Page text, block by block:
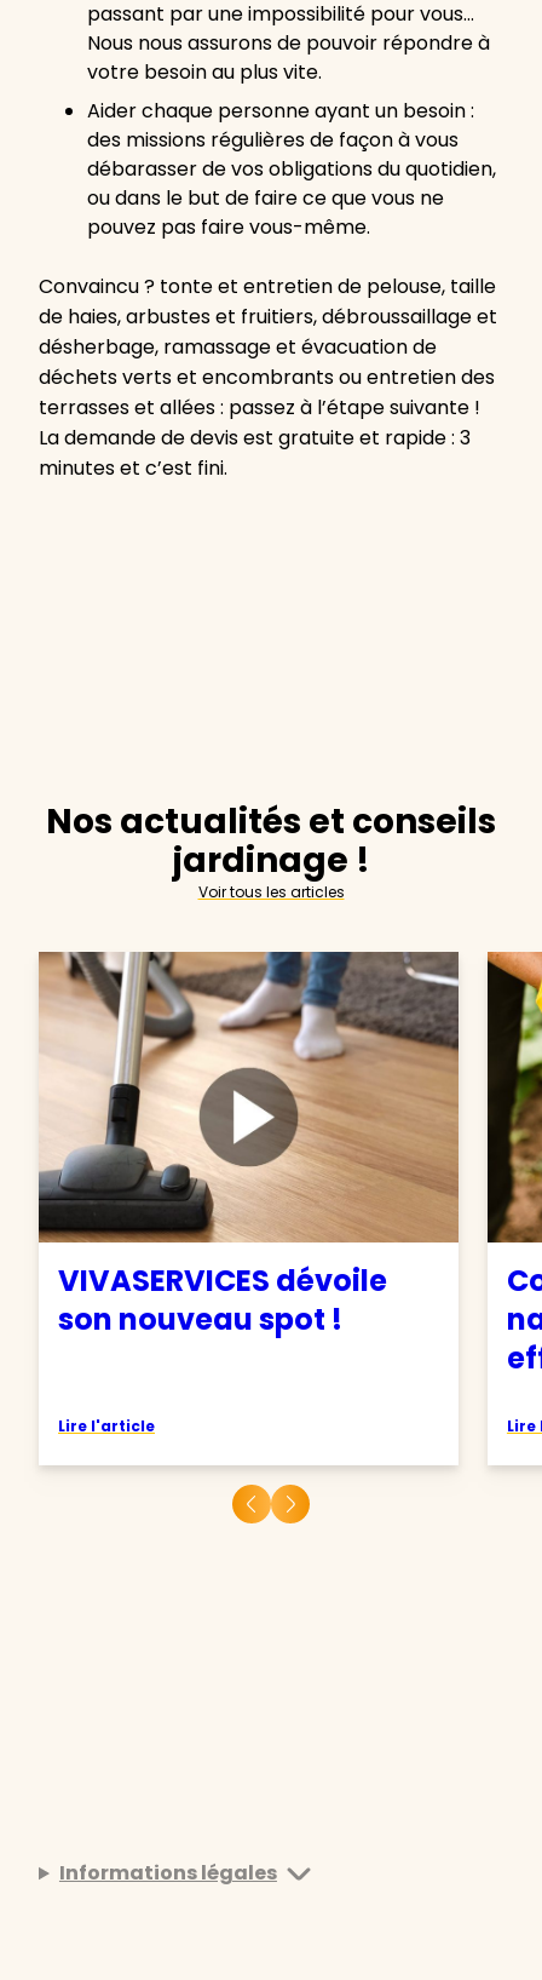
passant par une impossibilité pour vous…
Nous nous assurons de pouvoir répondre à
votre besoin au plus vite.
Aider chaque personne ayant un besoin :
des missions régulières de façon à vous
débarasser de vos obligations du quotidien,
ou dans le but de faire ce que vous ne
pouvez pas faire vous-même.
Convaincu ? tonte et entretien de pelouse, taille
de haies, arbustes et fruitiers, débroussaillage et
désherbage, ramassage et évacuation de
déchets verts et encombrants ou entretien des
terrasses et allées : passez à l’étape suivante !
La demande de devis est gratuite et rapide : 3
minutes et c’est fini.
Nos actualités et conseils
jardinage !
Voir tous les articles
VIVASERVICES dévoile
son nouveau spot !
Lire l'article
Informations légales